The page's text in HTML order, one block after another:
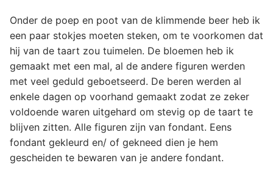
Onder de poep en poot van de klimmende beer heb ik
een paar stokjes moeten steken, om te voorkomen dat
hij van de taart zou tuimelen. De bloemen heb ik
gemaakt met een mal, al de andere figuren werden
met veel geduld geboetseerd. De beren werden al
enkele dagen op voorhand gemaakt zodat ze zeker
voldoende waren uitgehard om stevig op de taart te
blijven zitten. Alle figuren zijn van fondant. Eens
fondant gekleurd en/ of gekneed dien je hem
gescheiden te bewaren van je andere fondant.